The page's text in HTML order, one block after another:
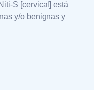
S [cervical] está
y/o benignas y